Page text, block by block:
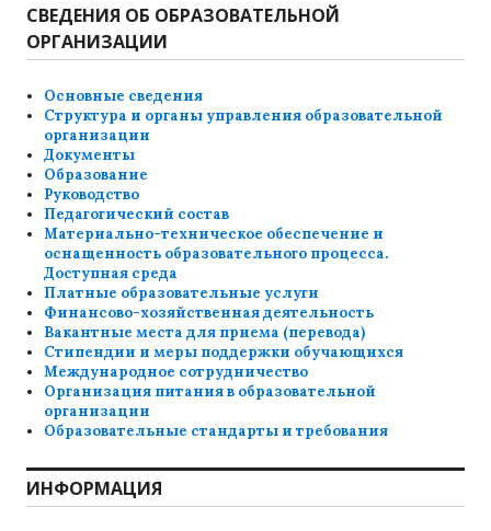
СВЕДЕНИЯ ОБ ОБРАЗОВАТЕЛЬНОЙ
ОРГАНИЗАЦИИ
Основные сведения
Структура и органы управления образовательной
организации
Документы
Образование
Руководство
Педагогический состав
Материально-техническое обеспечение и
оснащенность образовательного процесса.
Доступная среда
Платные образовательные услуги
Финансово-хозяйственная деятельность
Вакантные места для приема (перевода)
Стипендии и меры поддержки обучающихся
Международное сотрудничество
Организация питания в образовательной
организации
Образовательные стандарты и требования
ИНФОРМАЦИЯ